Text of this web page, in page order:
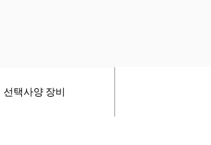
선택사양 장비